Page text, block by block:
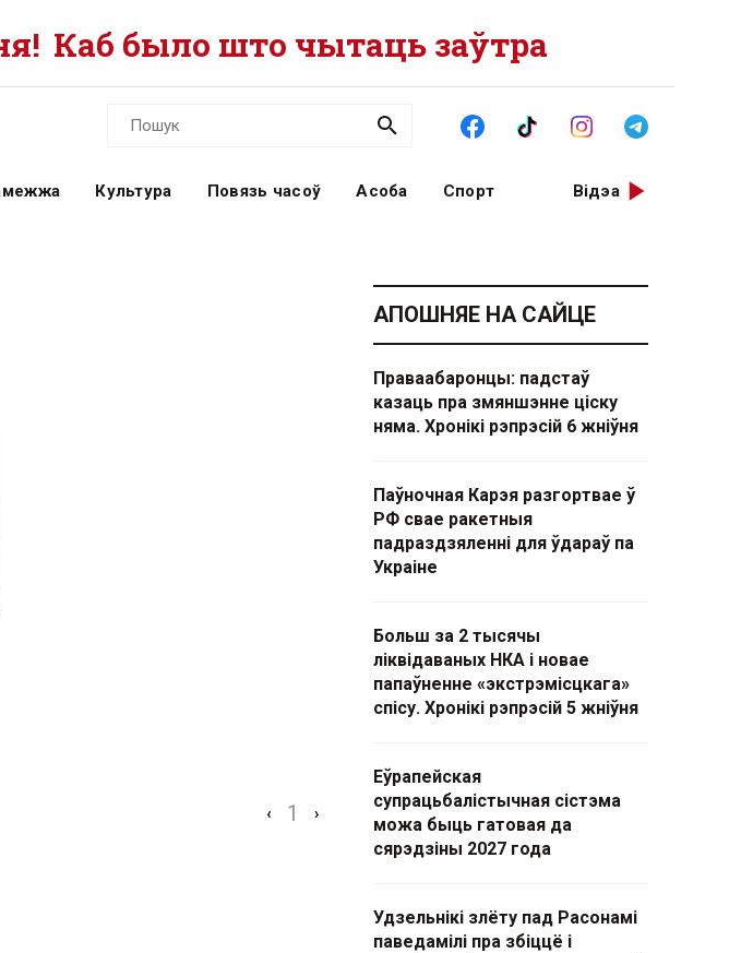
Каб было што чытаць заўтра
Культура Повязь часоў Асоба Спорт Відэа
‹ 1 ›
АПОШНЯЕ НА САЙЦЕ
Праваабаронцы: падстаў
казаць пра змяншэнне ціску
няма. Хронікі рэпрэсій 6 жніўня
Паўночная Карэя разгортвае ў
РФ свае ракетныя
падраздзяленні для ўдараў па
Украіне
Больш за 2 тысячы
ліквідаваных НКА і новае
папаўненне «экстрэмісцкага»
спісу. Хронікі рэпрэсій 5 жніўня
Еўрапейская
супрацьбалістычная сістэма
можа быць гатовая да
сярэдзіны 2027 года
Удзельнікі злёту пад Расонамі
паведамілі пра збіццё і